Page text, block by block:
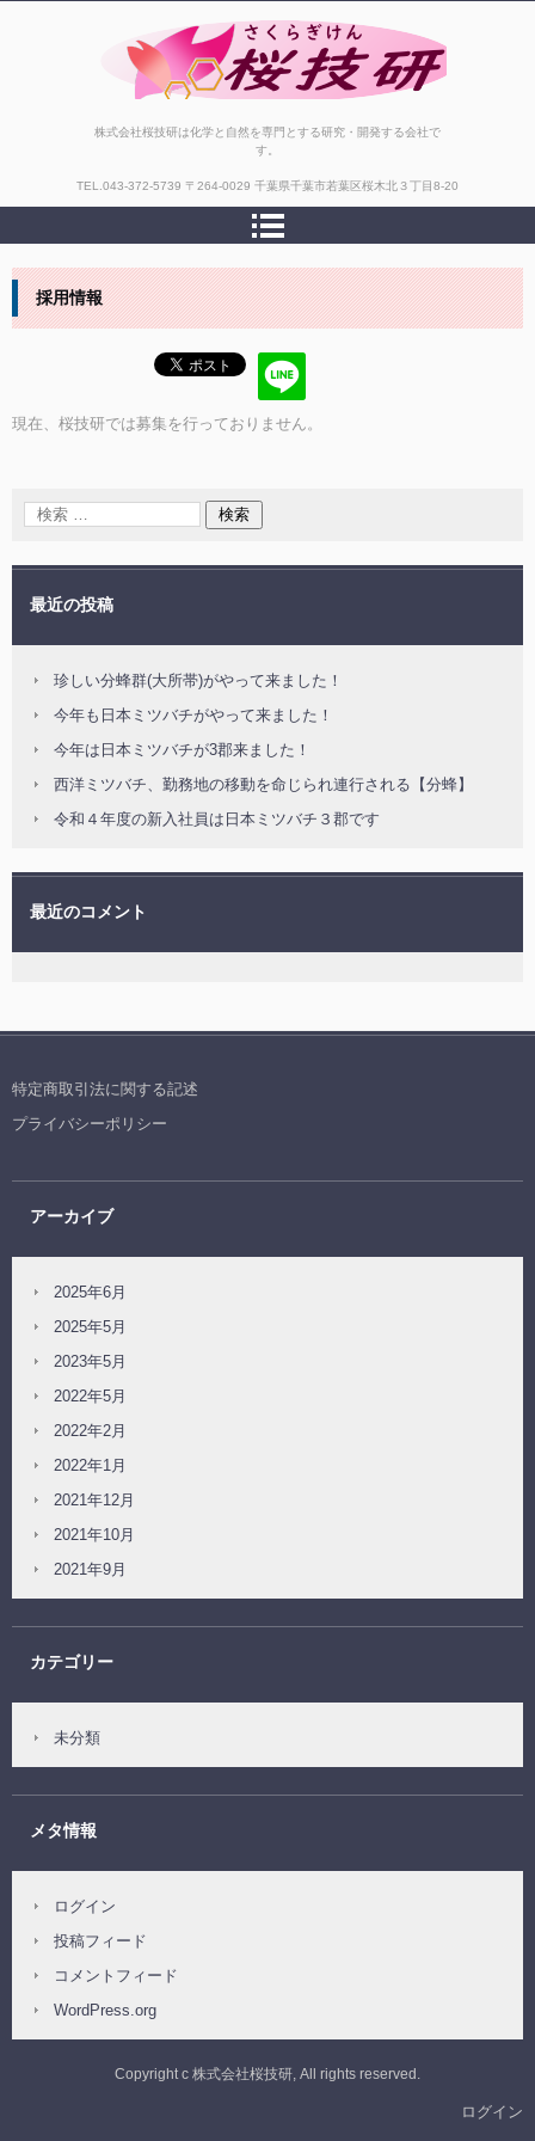
株式会社桜技研は化学と自然を専門とする研究・開発する会社で
す。
TEL. 043-372-5739 〒264-0029 千葉県千葉市若葉区桜木北３丁目8-20
採用情報
現在、桜技研では募集を行っておりません。
最近の投稿
珍しい分蜂群(大所帯)がやって来ました！
今年も日本ミツバチがやって来ました！
今年は日本ミツバチが3郡来ました！
西洋ミツバチ、勤務地の移動を命じられ連行される【分蜂】
令和４年度の新入社員は日本ミツバチ３郡です
最近のコメント
特定商取引法に関する記述
プライバシーポリシー
アーカイブ
2025年6月
2025年5月
2023年5月
2022年5月
2022年2月
2022年1月
2021年12月
2021年10月
2021年9月
カテゴリー
未分類
メタ情報
ログイン
投稿フィード
コメントフィード
WordPress.org
Copyright c 株式会社桜技研, All rights reserved.
ログイン